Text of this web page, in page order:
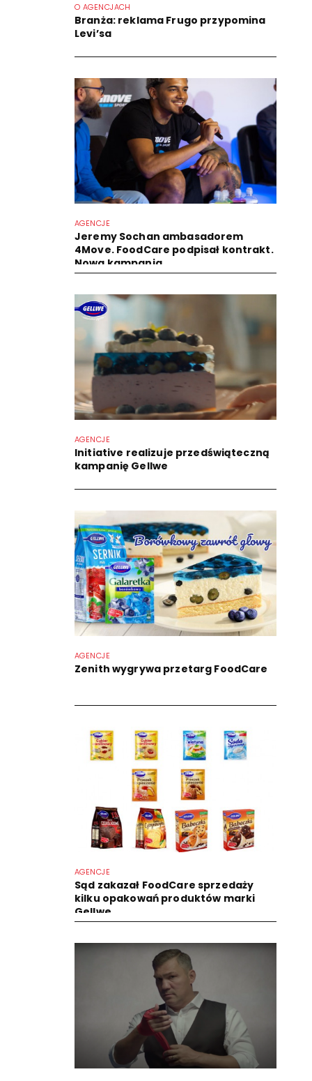
O AGENCJACH
Branża: reklama Frugo przypomina
Levi’sa
AGENCJE
Jeremy Sochan ambasadorem
4Move. FoodCare podpisał kontrakt.
Nowa kampania
AGENCJE
Initiative realizuje przedświąteczną
kampanię Gellwe
AGENCJE
Zenith wygrywa przetarg FoodCare
AGENCJE
Sąd zakazał FoodCare sprzedaży
kilku opakowań produktów marki
Gellwe